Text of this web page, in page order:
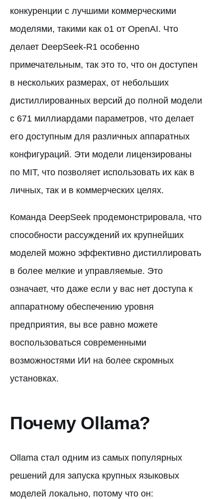
конкуренции с лучшими коммерческими
моделями, такими как o1 от OpenAI. Что
делает DeepSeek-R1 особенно
примечательным, так это то, что он доступен
в нескольких размерах, от небольших
дистиллированных версий до полной модели
с 671 миллиардами параметров, что делает
его доступным для различных аппаратных
конфигураций. Эти модели лицензированы
по MIT, что позволяет использовать их как в
личных, так и в коммерческих целях.
Команда DeepSeek продемонстрировала, что
способности рассуждений их крупнейших
моделей можно эффективно дистиллировать
в более мелкие и управляемые. Это
означает, что даже если у вас нет доступа к
аппаратному обеспечению уровня
предприятия, вы все равно можете
воспользоваться современными
возможностями ИИ на более скромных
установках.
Почему Ollama?
Ollama стал одним из самых популярных
решений для запуска крупных языковых
моделей локально, потому что он: